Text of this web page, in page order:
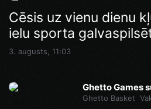
Ghetto Games
Vakar, 14:46
Cēsis uz vienu dienu
ielu sporta
3. augusts, 11:03
Pēdējā iespēja pirms
Ghetto Football pie
izspēlēs dubultos
Ghetto Games
Ghetto Basket